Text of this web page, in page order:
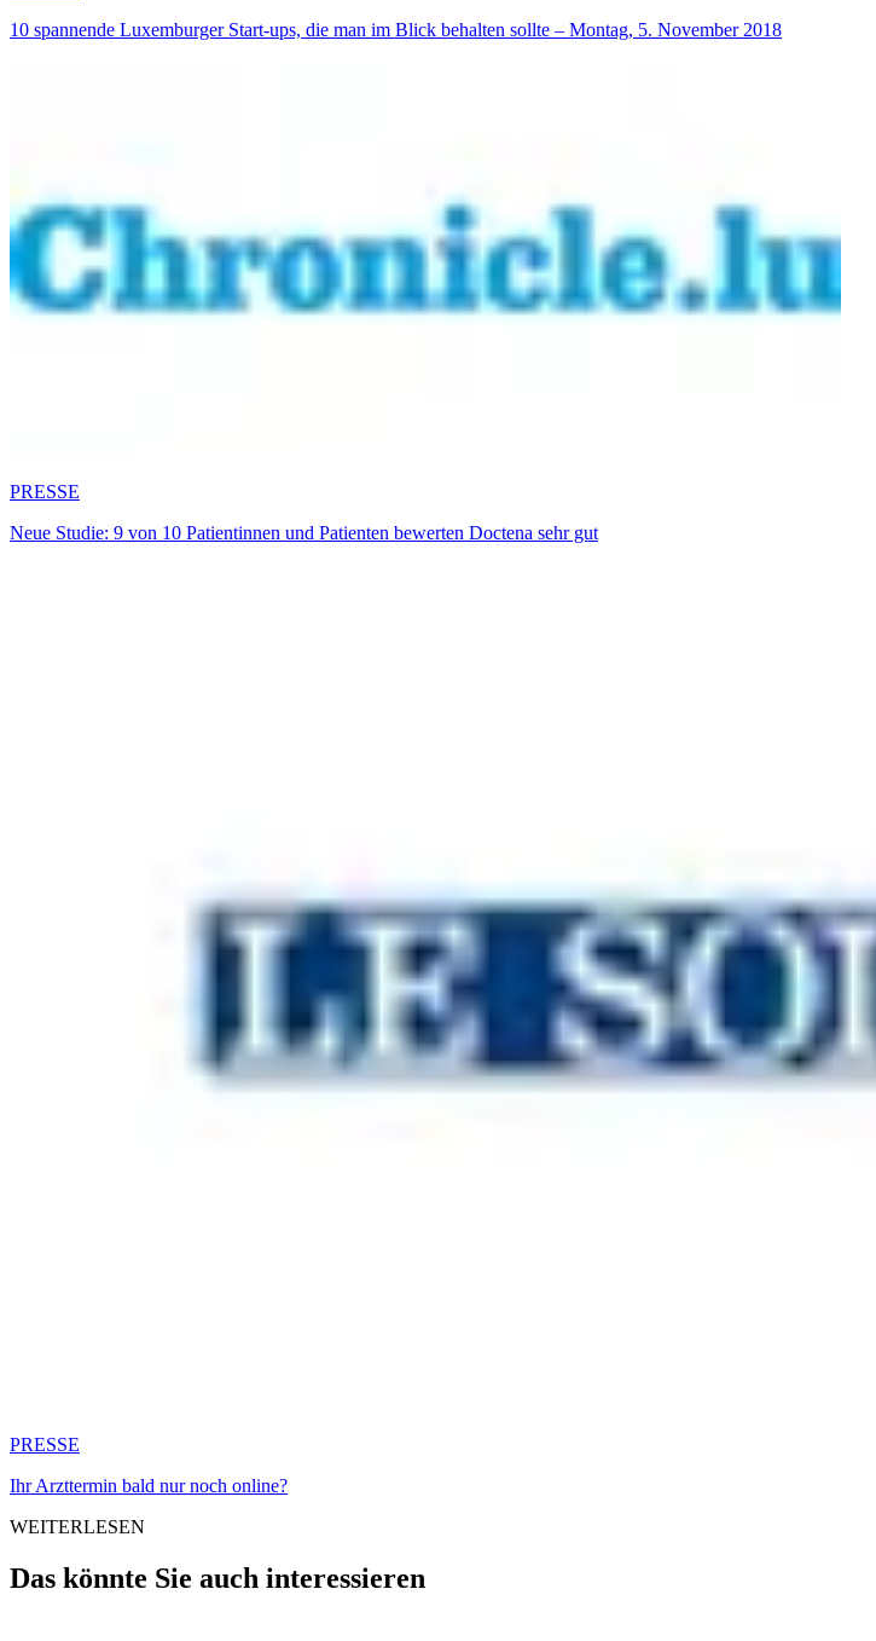
10 spannende Luxemburger Start-ups, die man im Blick behalten sollte – Montag, 5. November 2018
PRESSE
Neue Studie: 9 von 10 Patientinnen und Patienten bewerten Doctena sehr gut
PRESSE
Ihr Arzttermin bald nur noch online?
WEITERLESEN
Das könnte Sie auch interessieren